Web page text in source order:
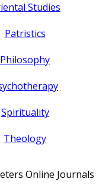
Studies
Patristics
Philosophy
Spirituality
Theology
Online Journals